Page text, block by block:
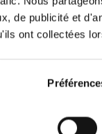
de publicité et
ont collectées